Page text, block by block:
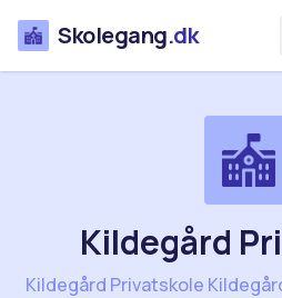
Skolegang.dk
Kildegård
Kildegård Privatskole